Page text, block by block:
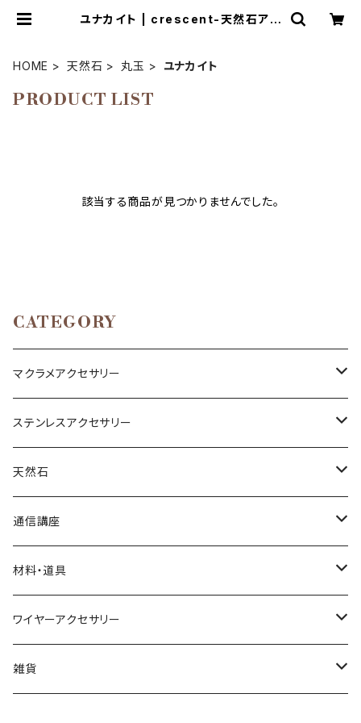
ユナカイト | crescent-天然石アク
HOME 天然石 丸玉 ユナカイト
PRODUCT LIST
該当する商品が見つかりませんでした。
CATEGORY
マクラメアクセサリー
ネックレス
ブレスレット
リング
ピアス
小物
イヤリング
ステンレスアクセサリー
ネックレス
ピアス
天然石
丸玉
アベンチュリン
オニキス
カボション
アクアマリン
アゲート
ポイント
水晶
さざれ
通信講座
ブレスレット
リング
ネックレス
材料・道具
材料
道具
ワイヤーアクセサリー
ネックレス
雑貨